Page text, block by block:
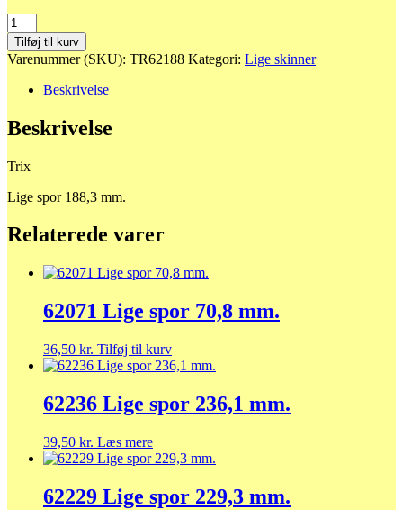
62188
Lige
spor
188,3
mm.
Tilføj til kurv
Varenummer (SKU): TR62188 Kategori: Lige skinner
Beskrivelse
Beskrivelse
Trix
Lige spor 188,3 mm.
Relaterede varer
62071 Lige spor 70,8 mm.
36,50 kr. Tilføj til kurv
62236 Lige spor 236,1 mm.
39,50 kr. Læs mere
62229 Lige spor 229,3 mm.